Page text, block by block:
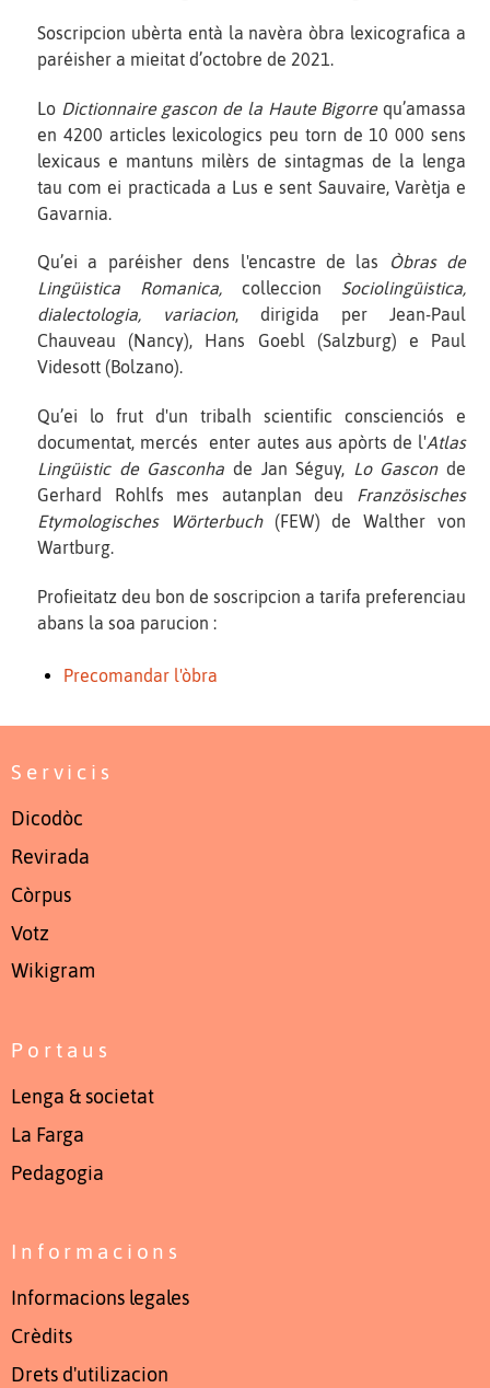
Soscripcion ubèrta entà la navèra òbra lexicografica a
paréisher a mieitat d’octobre de 2021.
Lo Dictionnaire gascon de la Haute Bigorrequ’amassa
en 4200 articles lexicologics peu torn de 10 000 sens
lexicaus e mantuns milèrs de sintagmas de la lenga
tau com ei practicada a Lus e sent Sauvaire, Varètja e
Gavarnia.
Qu’ei a paréisher dens l'encastre de las
Òbras de
Lingüistica Romanica, colleccion Sociolingüistica,
dialectologia, variacion, dirigida per Jean-Paul
Chauveau (Nancy), Hans Goebl (Salzburg) e Paul
Videsott (Bolzano).
Qu’ei lo frut d'un tribalh scientific conscienciós e
documentat, mercés enter autes aus apòrts de l'Atlas
Lingüistic de Gasconha de Jan Séguy, Lo Gasconde
Gerhard Rohlfs mes autanplan deu
Französisches
Etymologisches Wörterbuch(FEW) de Walther von
Wartburg.
Profieitatz deu bon de soscripcion a tarifa preferenciau
abans la soa parucion :
Precomandar l'òbra
Servicis
Dicodòc
Revirada
Còrpus
Votz
Wikigram
Portaus
Lenga & societat
La Farga
Pedagogia
Informacions
Informacions legales
Crèdits
Drets d'utilizacion